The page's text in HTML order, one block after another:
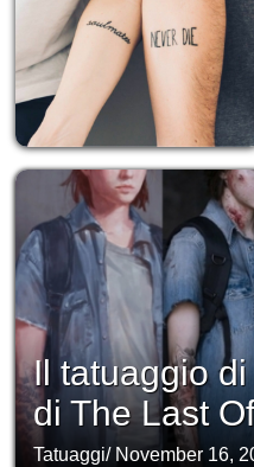
Il tatuaggio
di The Last
Tatuaggi/ November 16,